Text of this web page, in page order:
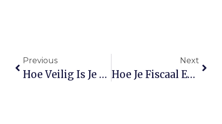
Previous
Hoe Veilig Is Je Contante Geld? Ontdek De Inboedelverzekering Feiten
Next
Hoe Je Fiscaal En Juridisch Slim Samenwerkt Met Je Partner In De Onderneming